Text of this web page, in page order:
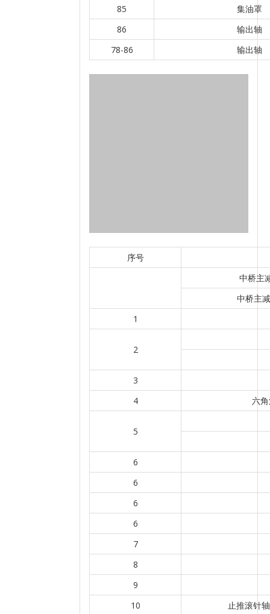
85
集油罩
86
输出轴
78-86
输出轴
序号
中桥主
中桥主
1
2
3
4
六
5
6
6
6
6
7
8
9
10
止推滚针